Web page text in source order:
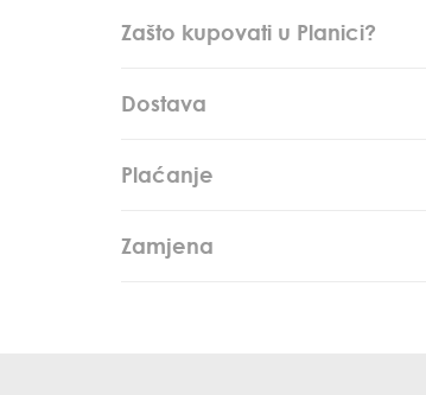
Zašto kupovati u Planici?
Dostava
Plaćanje
Zamjena